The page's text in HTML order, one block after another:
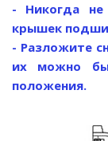
- Никогда не
крышек
- Разложите
их можно
положения.